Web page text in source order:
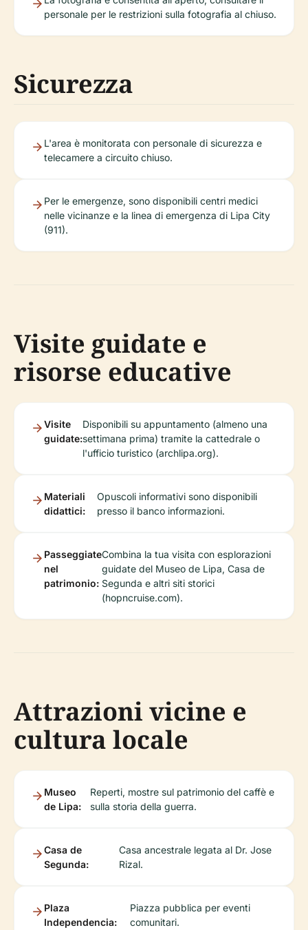
personale per le restrizioni sulla fotografia al chiuso.
Sicurezza
L'area è monitorata con personale di sicurezza e
telecamere a circuito chiuso.
Per le emergenze, sono disponibili centri medici
nelle vicinanze e la linea di emergenza di Lipa City
(911).
Visite guidate e
risorse educative
Visite
guidate:
Disponibili su appuntamento (almeno una
settimana prima) tramite la cattedrale o
l'ufficio turistico (archlipa.org).
Materiali
didattici:
Opuscoli informativi sono disponibili
presso il banco informazioni.
Passeggiate
nel
patrimonio:
Combina la tua visita con esplorazioni
guidate del Museo de Lipa, Casa de
Segunda e altri siti storici
(hopncruise.com).
Attrazioni vicine e
cultura locale
Museo
de Lipa:
Reperti, mostre sul patrimonio del caffè e
sulla storia della guerra.
Casa de
Segunda:
Casa ancestrale legata al Dr. Jose
Rizal.
Plaza
Independencia:
Piazza pubblica per eventi
comunitari.